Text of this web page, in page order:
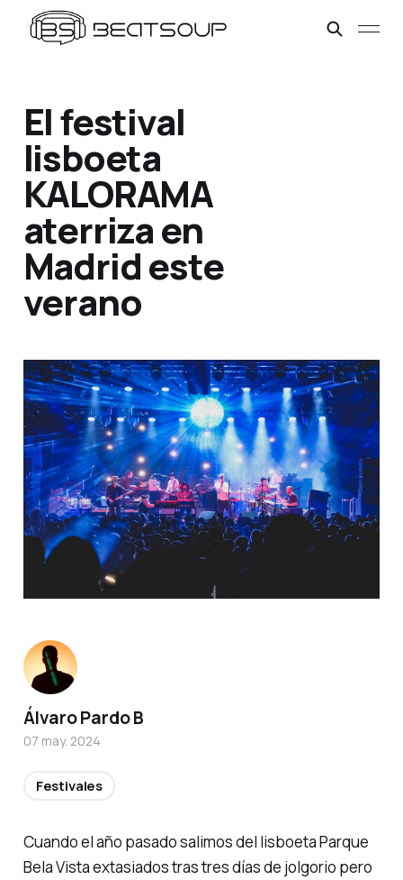
El festival
lisboeta
KALORAMA
aterriza en
Madrid este
verano
Cuando el año pasado salimos del lisboeta Parque
Bela Vista extasiados tras tres días de jolgorio pero
Álvaro Pardo B
07 may. 2024
Festivales